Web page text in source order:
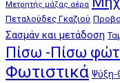
Μετρητής μάζας αέρα
Πεταλούδες Γκαζιού
Σασμάν και μετάδοση
Πίσω -Πίσω
Φωτιστικά Ψύξη-